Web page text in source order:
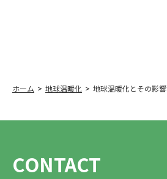
ホーム 地球温暖化 地球温暖化とその影響
CONTACT